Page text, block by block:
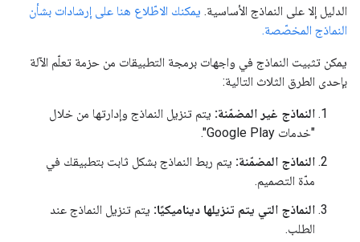
الدليل إلا على النماذج الأساسية. يمكنك الاطّلاع هنا على إرشادات بشأن
النماذج المخصّصة.
يمكن تثبيت النماذج في واجهات برمجة التطبيقات من حزمة تعلّم الآلة
بإحدى الطرق الثلاث التالية:
النماذج غير المضمّنة: يتم تنزيل النماذج وإدارتها من خلال
"خدمات Google Play".
النماذج المضمّنة: يتم ربط النماذج بشكل ثابت بتطبيقك في
مدّة التصميم.
النماذج التي يتم تنزيلها ديناميكيًا: يتم تنزيل النماذج عند
الطلب.